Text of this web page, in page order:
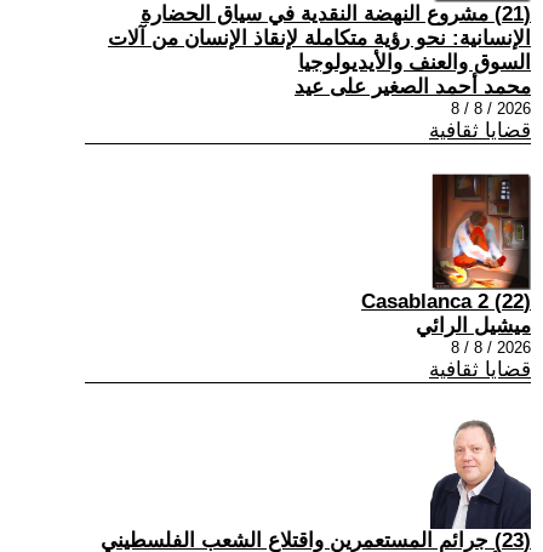
(21) مشروع النهضة النقدية في سياق الحضارة
الإنسانية: نحو رؤية متكاملة لإنقاذ الإنسان من آلات
السوق والعنف والأيديولوجيا
محمد أحمد الصغير على عيد
2026 / 8 / 8
قضايا ثقافية
(22) Casablanca 2
ميشيل الرائي
2026 / 8 / 8
قضايا ثقافية
(23) جرائم المستعمرين واقتلاع الشعب الفلسطيني